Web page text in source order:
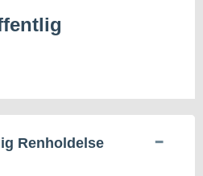
Renholdelse